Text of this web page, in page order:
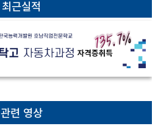
최근실적
관련 영상